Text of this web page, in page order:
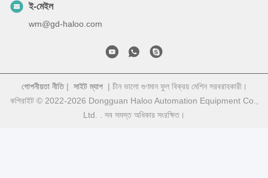
ই-মেইল
wm@gd-haloo.com
গোপনীয়তা নীতি| সাইট ম্যাপ| চীন ভালো গুণমান ফুল বিক্রয় মেশিন সরবরাহকারী।
কপিরাইট © 2022-2026 Dongguan Haloo Automation Equipment Co.,
Ltd. . সব সমস্ত অধিকার সংরক্ষিত।